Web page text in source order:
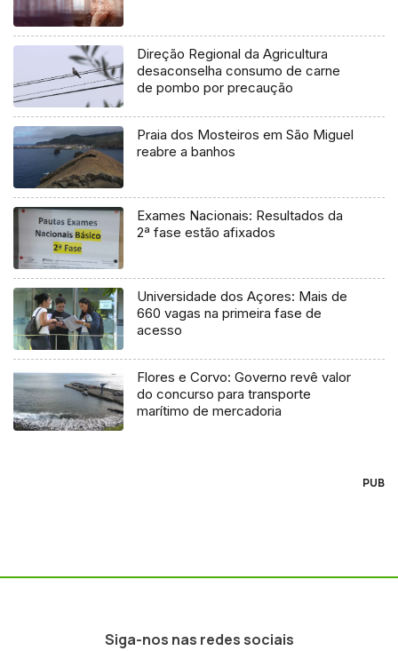
Direção Regional da Agricultura
desaconselha consumo de carne
de pombo por precaução
Praia dos Mosteiros em São Miguel
reabre a banhos
Exames Nacionais: Resultados da
2ª fase estão afixados
Universidade dos Açores: Mais de
660 vagas na primeira fase de
acesso
Flores e Corvo: Governo revê valor
do concurso para transporte
marítimo de mercadoria
PUB
Siga-nos nas redes sociais